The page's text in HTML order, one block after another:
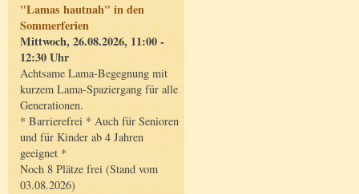
"Lamas hautnah" in den
Sommerferien
Mittwoch, 26.08.2026, 11:00 -
12:30 Uhr
Achtsame Lama-Begegnung mit
kurzem Lama-Spaziergang für alle
Generationen.
* Barrierefrei * Auch für Senioren
und für Kinder ab 4 Jahren
geeignet *
Noch 8 Plätze frei (Stand vom
03.08.2026)